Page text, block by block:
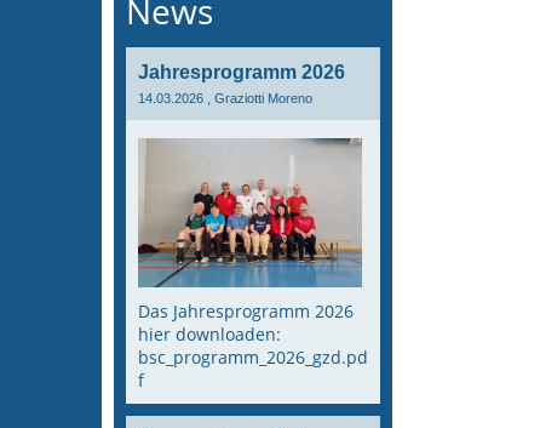
News
Jahresprogramm 2026
14.03.2026 , Graziotti Moreno
Das Jahresprogramm 2026
hier downloaden:
bsc_programm_2026_gzd.pd
f